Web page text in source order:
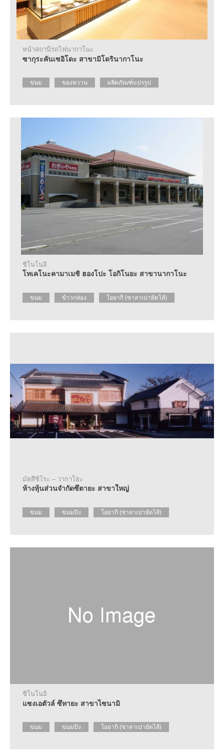
หน้าสถานีรถไฟนากาโนะ
ซากุระคันเซอิโดะ สาขามิโดรินากาโนะ
ขนม ของหวาน ผลิตภัณฑ์แปรรูป
ชิโนโนอิ
โทเคโนะคามาเมชิ ฮองโปะ โอกิโนยะ สาขานากาโนะ
ขนม ข้าวกล่อง โอยากิ (ซาลาเปายัดไส้)
มัตสึชิโระ – วากาโฮะ
ห้างหุ้นส่วนจำกัดซึตายะ สาขาใหญ่
ขนม ขนมปัง โอยากิ (ซาลาเปายัดไส้)
ชิโนโนอิ
แซงเอตัวล์ ซึทายะ สาขาไซนามิ
ขนม ขนมปัง โอยากิ (ซาลาเปายัดไส้)